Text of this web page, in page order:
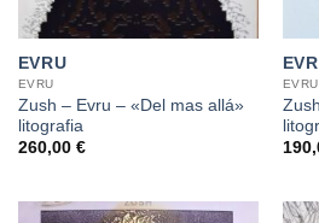
EVRU
EVRU
Zush – Evru – «Del mas allá»
litografia
260,00 €
EVRU